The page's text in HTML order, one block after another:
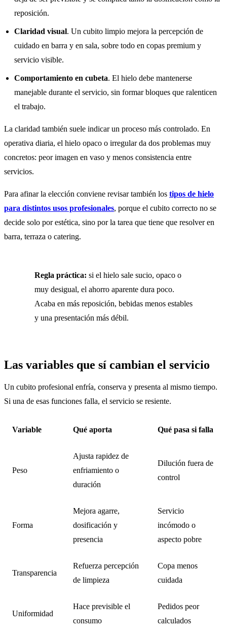
reposición.
Claridad visual. Un cubito limpio mejora la percepción de
cuidado en barra y en sala, sobre todo en copas premium y
servicio visible.
Comportamiento en cubeta. El hielo debe mantenerse
manejable durante el servicio, sin formar bloques que ralenticen
el trabajo.
La claridad también suele indicar un proceso más controlado. En
operativa diaria, el hielo opaco o irregular da dos problemas muy
concretos: peor imagen en vaso y menos consistencia entre
servicios.
Para afinar la elección conviene revisar también los tipos de hielo
para distintos usos profesionales, porque el cubito correcto no se
decide solo por estética, sino por la tarea que tiene que resolver en
barra, terraza o catering.
Regla práctica: si el hielo sale sucio, opaco o
muy desigual, el ahorro aparente dura poco.
Acaba en más reposición, bebidas menos estables
y una presentación más débil.
Las variables que sí cambian el servicio
Un cubito profesional enfría, conserva y presenta al mismo tiempo.
Si una de esas funciones falla, el servicio se resiente.
Variable Qué aporta Qué pasa si falla
Peso
Ajusta rapidez de
enfriamiento o
duración
Dilución fuera de
control
Forma
Mejora agarre,
dosificación y
presencia
Servicio
incómodo o
aspecto pobre
Transparencia
Refuerza percepción
de limpieza
Copa menos
cuidada
Uniformidad
Hace previsible el
consumo
Pedidos peor
calculados